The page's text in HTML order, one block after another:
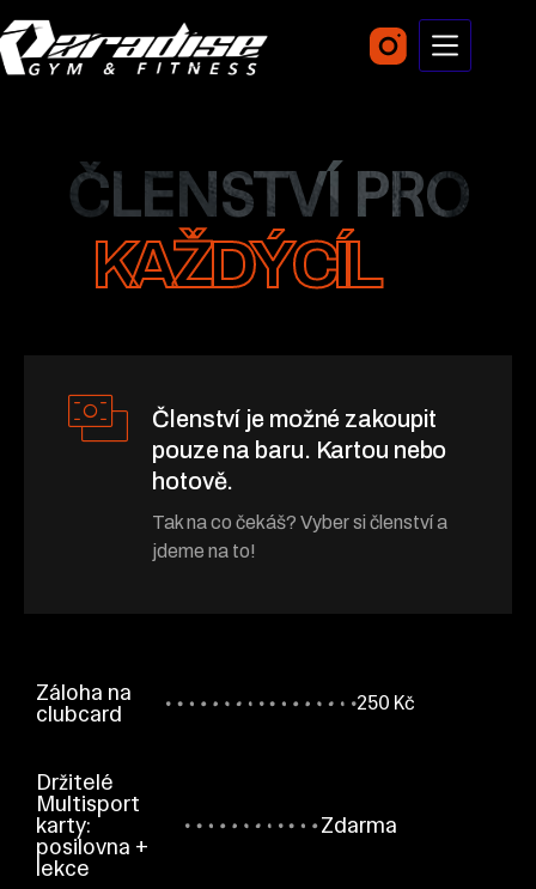
KAŽDÝ CÍL
ČLENSTVÍ PRO
Členství je možné zakoupit
pouze na baru. Kartou nebo
hotově.
Tak na co čekáš? Vyber si členství a
jdeme na to!
Záloha na
clubcard 250 Kč
Držitelé
Multisport
karty:
posilovna +
lekce
Zdarma